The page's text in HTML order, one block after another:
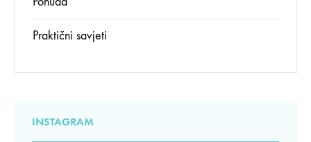
Praktični savjeti
INSTAGRAM